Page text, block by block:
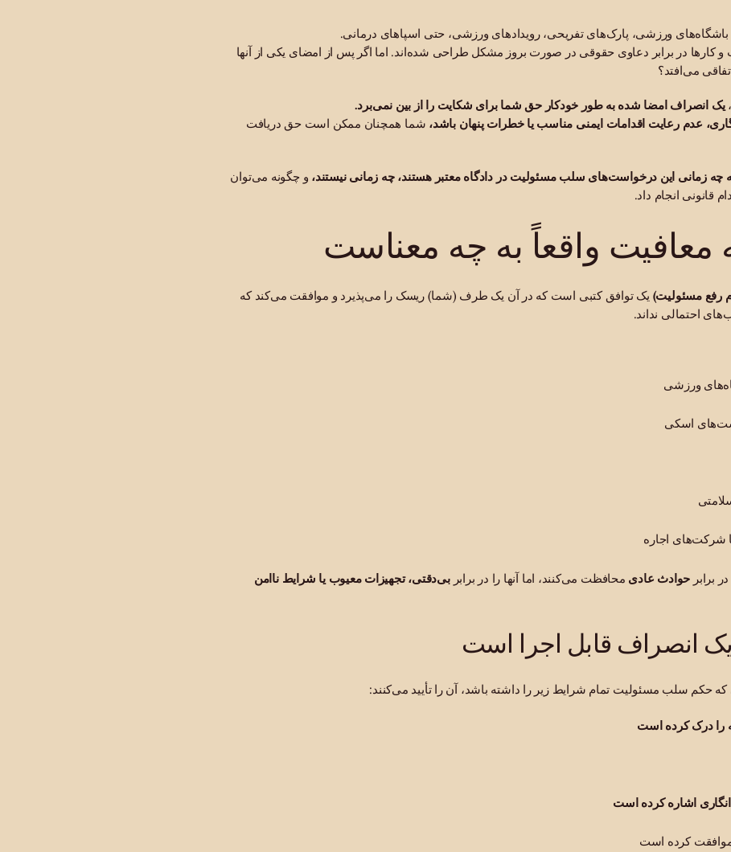
ورزشی، پارک‌های تفریحی، رویدادهای ورزشی، حتی اسپاهای درمانی.
کارها در برابر دعاوی حقوقی در صورت بروز مشکل طراحی شده‌اند. اما اگر پس از امضای یکی از آنها
می‌افتد؟
یک انصراف امضا شده به طور خودکار حق شما برای شکایت را از بین نمی‌برد.
عدم رعایت اقدامات ایمنی مناسب یا خطرات پنهان باشد، شما همچنان ممکن است حق دریافت
چه زمانی این درخواست‌های سلب مسئولیت در دادگاه معتبر هستند، چه زمانی نیستند، و چگونه می‌توان
قانونی انجام داد.
معافیت واقعاً به چه معناست
رفع مسئولیت) یک توافق کتبی است که در آن یک طرف (شما) ریسک را می‌پذیرد و موافقت می‌کند که
احتمالی نداند.
ورزشی
اسکی
شرکت‌های اجاره
برابر حوادث عادی محافظت می‌کنند، اما آنها را در برابربی‌دقتی، تجهیزات معیوب یا شرایط ناامن
که حکم سلب مسئولیت تمام شرایط زیر را داشته باشد، آن را تأیید می‌کنند:
را درک کرده است
اشاره کرده است
موافقت کرده است